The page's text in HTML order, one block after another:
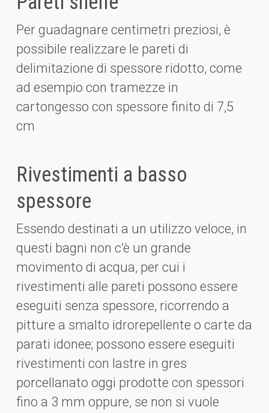
Per guadagnare centimetri preziosi, è
possibile realizzare le pareti di
delimitazione di spessore ridotto, come
ad esempio con tramezze in
cartongesso con spessore finito di 7,5
cm
Rivestimenti a basso
spessore
Essendo destinati a un utilizzo veloce, in
questi bagni non c’è un grande
movimento di acqua, per cui i
rivestimenti alle pareti possono essere
eseguiti senza spessore, ricorrendo a
pitture a smalto idrorepellente o carte da
parati idonee; possono essere eseguiti
rivestimenti con lastre in gres
porcellanato oggi prodotte con spessori
fino a 3 mm oppure, se non si vuole